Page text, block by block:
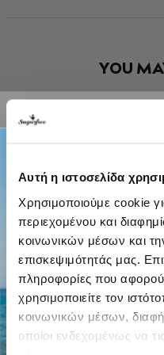
Αυτή η ιστοσελίδα
Χρησιμοποιούμε cookie
περιεχομένου και
κοινωνικών μέσων και
επισκεψιμότητάς μας.
πληροφορίες που
χρησιμοποιείτε τον
κοινωνικών μέσων,
οποίοι ενδεχομένως να
YOU